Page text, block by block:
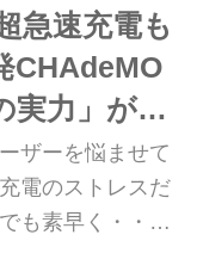
急速充電も
CHAdeMO
実力」が知
ザーを悩ませて
電のストレスだ
も素早く・・・
を追求する動き